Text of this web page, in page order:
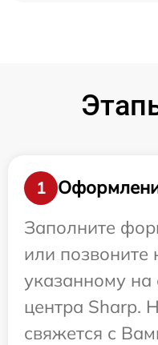
1
Заполните
или позвоните
указанному на
центра Sharp.
свяжется с